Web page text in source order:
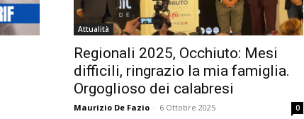
Attualità
Regionali 2025, Occhiuto: Mesi
difficili, ringrazio la mia famiglia.
Orgoglioso dei calabresi
Maurizio De Fazio - 6 Ottobre 2025 0